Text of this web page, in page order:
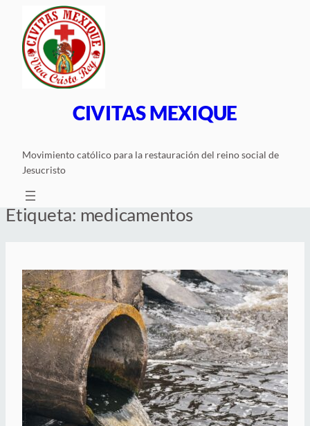
contenido
CIVITAS MEXIQUE
Movimiento católico para la restauración del reino social de
Jesucristo
Etiqueta: medicamentos